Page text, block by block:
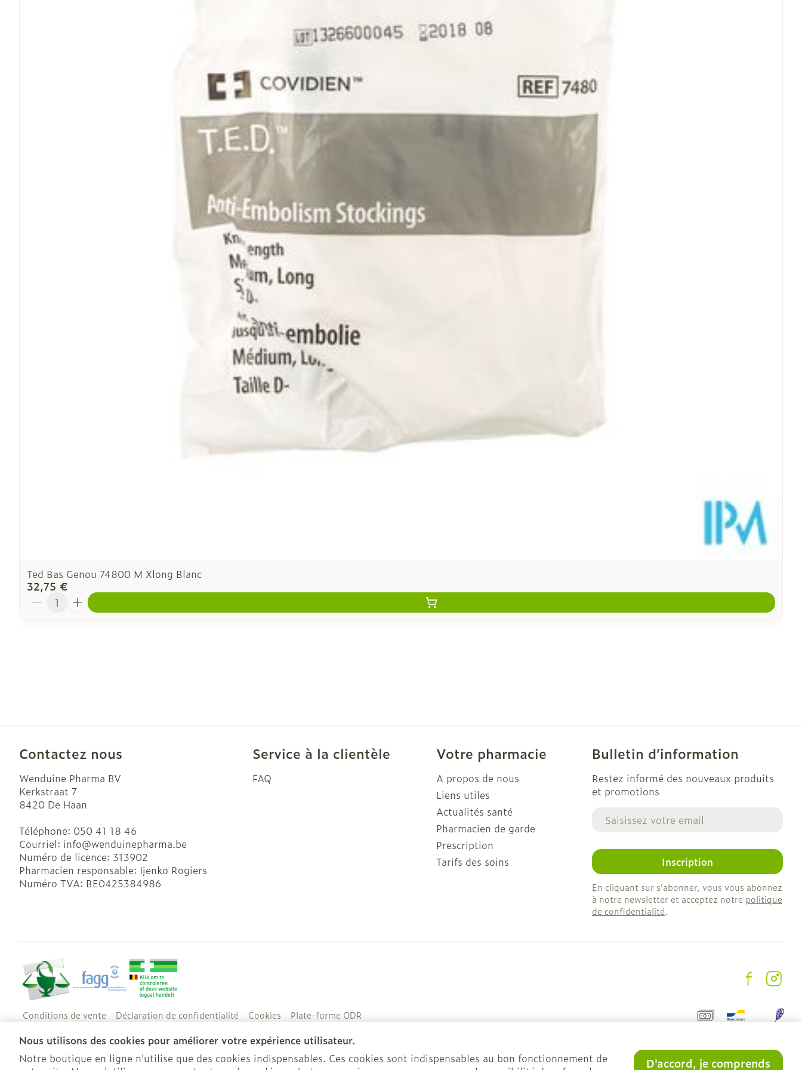
Nous utilisons des cookies pour améliorer votre expérience utilisateur.
Notre boutique en ligne n'utilise que des cookies indispensables. Ces cookies sont indispensables au bon fonctionnement de
D'accord, je comprends
Ted Bas Genou 74800 M Xlong Blanc
32,75 €
Quantité
Contactez nous
Wenduine Pharma BV
Kerkstraat 7
8420 De Haan
Téléphone: 050 41 18 46
Courriel: info@wenduinepharma.be
Numéro de licence: 313902
Pharmacien responsable: Ijenko Rogiers
Numéro TVA: BE0425384986
Service à la clientèle
FAQ
Votre pharmacie
A propos de nous
Liens utiles
Actualités santé
Pharmacien de garde
Prescription
Tarifs des soins
Bulletin d’information
Restez informé des nouveaux produits
et promotions
Inscription
En cliquant sur s'abonner, vous vous abonnez
à notre newsletter et acceptez notre politique
de confidentialité.
Conditions de vente Déclaration de confidentialité Cookies Plate-forme ODR